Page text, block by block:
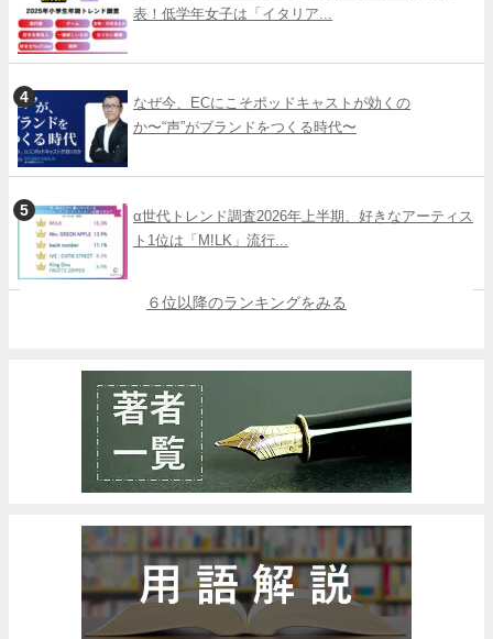
表！低学年女子は「イタリア...
なぜ今、ECにこそポッドキャストが効くの
か〜“声”がブランドをつくる時代〜
α世代トレンド調査2026年上半期、好きなアーティス
ト1位は「M!LK」流行...
６位以降のランキングをみる